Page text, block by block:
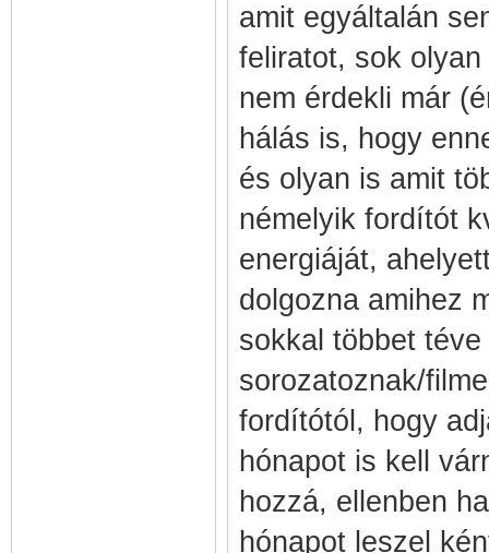
amit egyáltalán
feliratot, sok
nem érdekli már
hálás is, hogy
és olyan is amit
némelyik fordítót
energiáját,
dolgozna amihez
sokkal többet
sorozatoznak/
fordítótól, hogy
hónapot is kell
hozzá, ellenben
hónapot leszel